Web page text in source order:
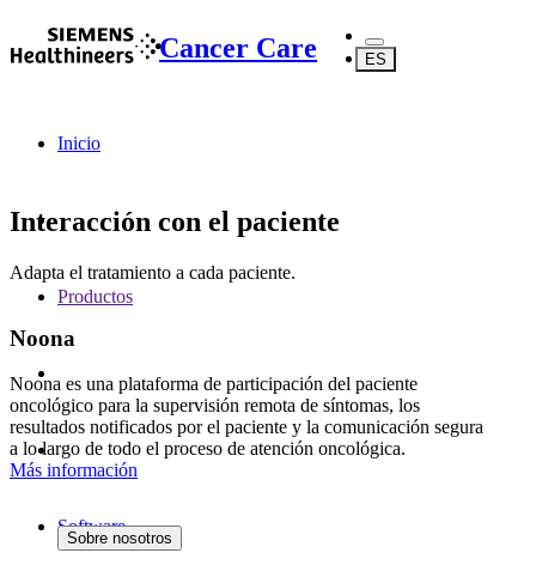
Cancer Care ES
Inicio
Productos
Software
Interacción con el paciente
Adapta el tratamiento a cada paciente.
Noona
Noona es una plataforma de participación del paciente
oncológico para la supervisión remota de síntomas, los
resultados notificados por el paciente y la comunicación segura
a lo largo de todo el proceso de atención oncológica.
Más información
Sobre nosotros